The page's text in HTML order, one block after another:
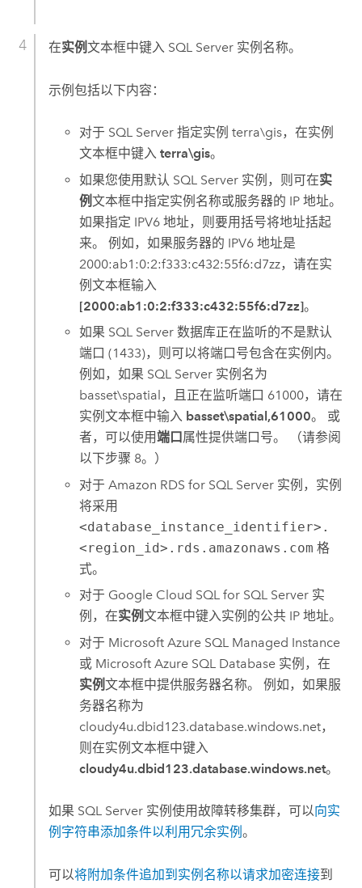
在实例文本框中键入 SQL Server实例名称。
示例包括以下内容：
对于 SQL Server 指定实例 terra\gis，在实例
文本框中键入terra\gis。
如果您使用默认 SQL Server 实例，则可在实
例文本框中指定实例名称或服务器的 IP 地址。
如果指定 IPV6 地址，则要用括号将地址括起
来。 例如，如果服务器的 IPV6 地址是
2000:ab1:0:2:f333:c432:55f6:d7zz，请在实
例文本框输入
[2000:ab1:0:2:f333:c432:55f6:d7zz]。
如果 SQL Server 数据库正在监听的不是默认
端口 (1433)，则可以将端口号包含在实例内。
例如，如果 SQL Server 实例名为
basset\spatial，且正在监听端口 61000，请在
实例文本框中输入 basset\spatial,61000。 或
者，可以使用端口 属性提供端口号。 （请参阅
以下步骤 8。）
对于Amazon RDS for SQL Server 实例，实例
将采用
<database_instance_identifier>.
<region_id>.rds.amazonaws.com 格
式。
对于 Google Cloud SQL for SQL Server 实
例，在实例文本框中键入实例的公共 IP 地址。
对于 Microsoft Azure SQL Managed Instance
或 Microsoft Azure SQL Database 实例，在
实例文本框中提供服务器名称。 例如，如果服
务器名称为
cloudy4u.dbid123.database.windows.net，
则在实例文本框中键入
cloudy4u.dbid123.database.windows.net。
如果 SQL Server实例使用故障转移集群，可以向实
例字符串添加条件以利用冗余实例 。
可以将附加条件追加到实例名称以请求加密连接到